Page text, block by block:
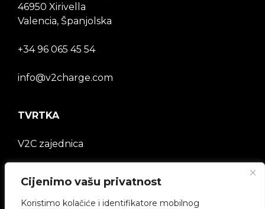
Cijenimo vašu privatnost
Koristimo kolačiće i identifikatore mobilnog
46950 Xirivella
Valencia, Španjolska
+34 96 065 45 54
info@v2charge.com
TVRTKA
V2C zajednica
e-Chargers